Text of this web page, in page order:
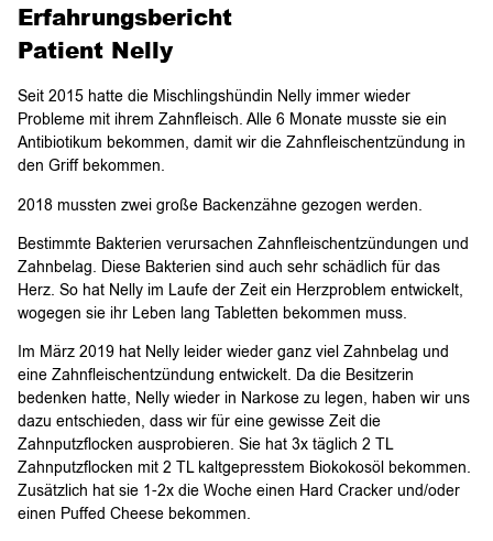
Erfahrungsbericht
Patient Nelly
Seit 2015 hatte die Mischlingshündin Nelly immer wieder
Probleme mit ihrem Zahnfleisch. Alle 6 Monate musste sie ein
Antibiotikum bekommen, damit wir die Zahnfleischentzündung in
den Griff bekommen.
2018 mussten zwei große Backenzähne gezogen werden.
Bestimmte Bakterien verursachen Zahnfleischentzündungen und
Zahnbelag. Diese Bakterien sind auch sehr schädlich für das
Herz. So hat Nelly im Laufe der Zeit ein Herzproblem entwickelt,
wogegen sie ihr Leben lang Tabletten bekommen muss.
Im März 2019 hat Nelly leider wieder ganz viel Zahnbelag und
eine Zahnfleischentzündung entwickelt. Da die Besitzerin
bedenken hatte, Nelly wieder in Narkose zu legen, haben wir uns
dazu entschieden, dass wir für eine gewisse Zeit die
Zahnputzflocken ausprobieren. Sie hat 3x täglich 2 TL
Zahnputzflocken mit 2 TL kaltgepresstem Biokokosöl bekommen.
Zusätzlich hat sie 1-2x die Woche einen Hard Cracker und/oder
einen Puffed Cheese bekommen.